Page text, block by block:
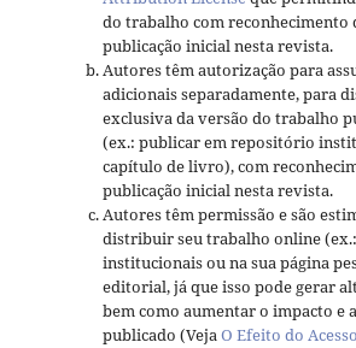
do trabalho com reconhecimento
publicação inicial nesta revista.
Autores têm autorização para
adicionais separadamente, para
exclusiva da versão do trabalho
(ex.: publicar em repositório
capítulo de livro), com
publicação inicial nesta revista.
Autores têm permissão e são
distribuir seu trabalho online
institucionais ou na sua página
editorial, já que isso pode gerar
bem como aumentar o impacto e
publicado (VejaO Efeito do